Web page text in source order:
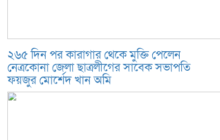
২৬৫ দিন পর কারাগার থেকে মুক্তি পেলেন
নেত্রকোনা জেলা ছাত্রলীগের সাবেক সভাপতি
ফয়জুর মোর্শেদ খান অমি